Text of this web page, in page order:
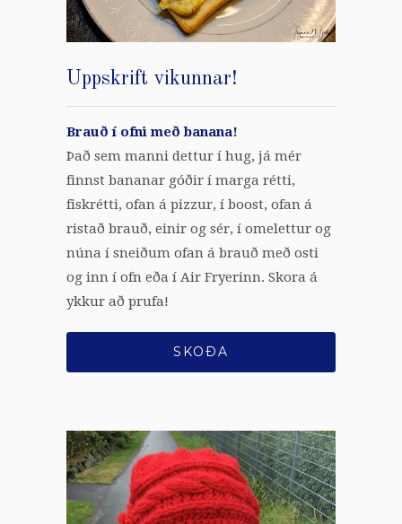
Uppskrift vikunnar!
Brauð í ofni með banana!
Það sem manni dettur í hug, já mér
finnst bananar góðir í marga rétti,
fiskrétti, ofan á pizzur, í boost, ofan á
ristað brauð, einir og sér, í omelettur og
núna í sneiðum ofan á brauð með osti
og inn í ofn eða í Air Fryerinn. Skora á
ykkur að prufa!
SKOÐA